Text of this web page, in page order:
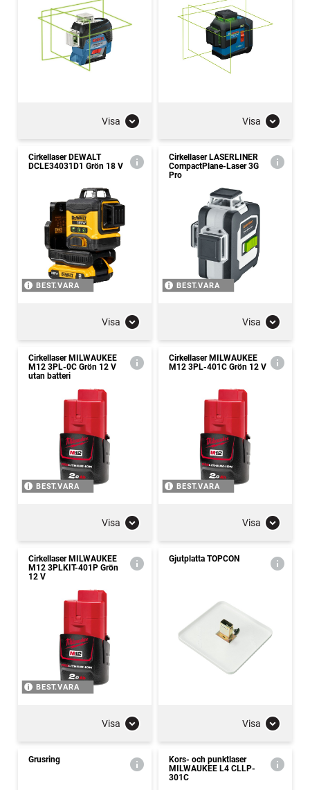
Visa Visa
Cirkellaser DEWALT
DCLE34031D1 Grön 18 V
BEST.VARA
Visa
Cirkellaser LASERLINER
CompactPlane-Laser 3G
Pro
BEST.VARA
Visa
Cirkellaser MILWAUKEE
M12 3PL-0C Grön 12 V
utan batteri
BEST.VARA
Visa
Cirkellaser MILWAUKEE
M12 3PL-401C Grön 12 V
BEST.VARA
Visa
Cirkellaser MILWAUKEE
M12 3PLKIT-401P Grön
12 V
BEST.VARA
Visa
Gjutplatta TOPCON
Visa
Grusring
Kors- och punktlaser
MILWAUKEE L4 CLLP-
301C